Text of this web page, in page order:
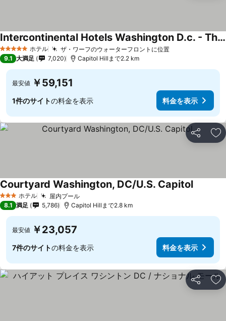
5 ホテルのランク
ホテル ザ・ワーフのウォーターフロントに位置
Intercontinental Hotels Washington D.c. - The Wharf By Ihg
9.1 大満足 7,020 Capitol Hillまで2.2 km
最安値 ￥59,151
1件のサイトの料金を表示 料金を表示
シェア お
3 ホテルのランク
ホテル 屋内プール
Courtyard Washington, DC/U.S. Capitol
8.1 満足 5,786 Capitol Hillまで2.8 km
最安値 ￥23,057
7件のサイトの料金を表示 料金を表示
シェア お